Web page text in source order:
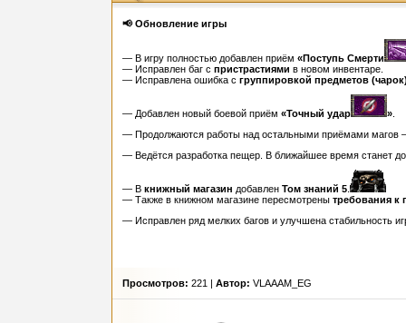
📢 Обновление игры
— В игру полностью добавлен приём «Поступь Смерти
— Исправлен баг с пристрастиями в новом инвентаре.
— Исправлена ошибка с группировкой предметов
— Добавлен новый боевой приём «Точный удар ».
— Продолжаются работы над остальными приёмами магов
— Ведётся разработка пещер. В ближайшее время станет
— В книжный магазин добавлен Том знаний 5.
— Также в книжном магазине пересмотрены требования к
— Исправлен ряд мелких багов и улучшена стабильность
Просмотров: 221 | Автор: VLAAAM_EG